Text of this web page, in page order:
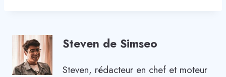
Steven de Simseo
Steven, rédacteur en chef et moteur